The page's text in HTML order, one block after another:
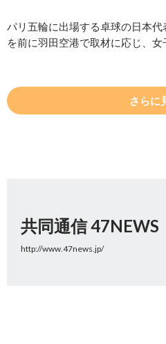
パリ五輪に出場する卓球の日本
を前に羽田空港で取材に応じ、
さらに
共同通信 47NEWS
http://www.47news.jp/